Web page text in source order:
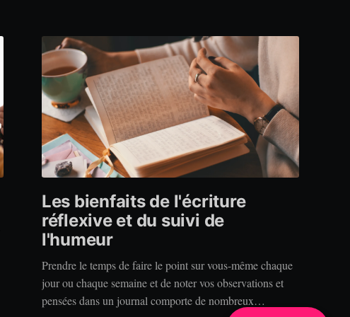
Les bienfaits de l'écriture
réflexive et du suivi de
l'humeur
Prendre le temps de faire le point sur vous-même chaque
jour ou chaque semaine et de noter vos observations et
pensées dans un journal comporte de nombreux